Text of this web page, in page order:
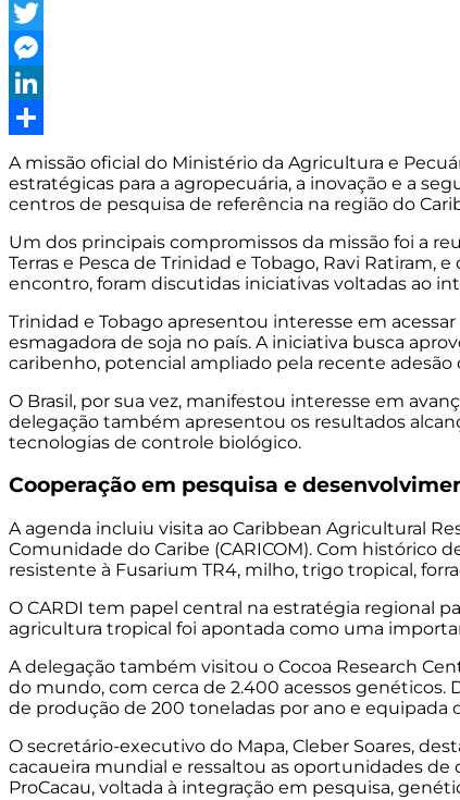
Facebook
Twitter
Messenger
LinkedIn
Share
A missão oficial do Ministério da Agricultura e
estratégicas para a agropecuária, a inovação e a
centros de pesquisa de referência na região do
Um dos principais compromissos da missão foi a
Terras e Pesca de Trinidad e Tobago, Ravi
encontro, foram discutidas iniciativas voltadas ao
Trinidad e Tobago apresentou interesse em
esmagadora de soja no país. A iniciativa busca
caribenho, potencial ampliado pela recente adesão
O Brasil, por sua vez, manifestou interesse em
delegação também apresentou os resultados
tecnologias de controle biológico.
Cooperação em pesquisa e
A agenda incluiu visita ao Caribbean Agricultural
Comunidade do Caribe (CARICOM). Com
resistente à Fusarium TR4, milho, trigo tropical,
O CARDI tem papel central na estratégia regional
agricultura tropical foi apontada como uma
A delegação também visitou o Cocoa Research
do mundo, com cerca de 2.400 acessos genéticos.
de produção de 200 toneladas por ano e equipada
O secretário-executivo do Mapa, Cleber Soares,
cacaueira mundial e ressaltou as oportunidades
ProCacau, voltada à integração em pesquisa,